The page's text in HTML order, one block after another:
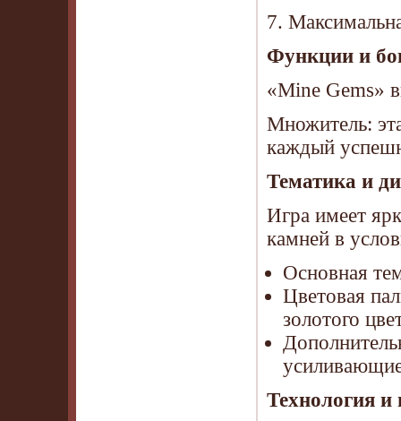
7.
Функции и
«Mine Gems»
Множитель:
каждый
Тематика и
Игра имеет
камней в
Основная
Цветовая
золотого
Технология и